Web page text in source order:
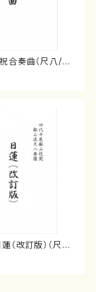
合奏曲（尺八/久
都山流公刊楽譜曲
改訂版）（尺八/
）都山流公刊楽譜